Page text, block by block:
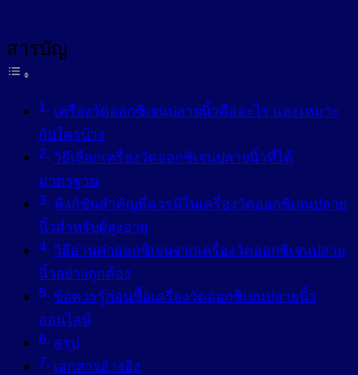
สารบัญ
เครื่องวัดออกซิเจนปลายนิ้วคืออะไร และเหมาะ
กับใครบ้าง
วิธีเลือกเครื่องวัดออกซิเจนปลายนิ้วที่ได้
มาตรฐาน
ฟังก์ชันสำคัญที่ควรมีในเครื่องวัดออกซิเจนปลาย
นิ้วสำหรับผู้สูงอายุ
วิธีอ่านค่าออกซิเจนจากเครื่องวัดออกซิเจนปลาย
นิ้วอย่างถูกต้อง
ข้อควรรู้ก่อนซื้อเครื่องวัดออกซิเจนปลายนิ้ว
ออนไลน์
สรุป
เอกสารอ้างอิง